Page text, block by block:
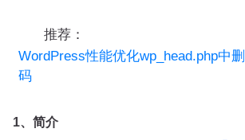
推荐：
WordPress性能优化wp_head.php中
码
1、简介